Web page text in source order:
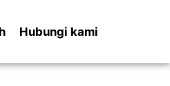
Hubungi kami